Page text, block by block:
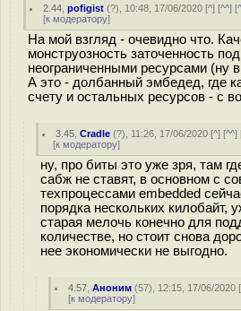
2.44 ,pofigist (?), 10:48, 17/06/2020 [^] [^^] [
[к модератору]
На мой взгляд - очевидно что.
монструозность заточенность
неограниченными ресурсами (ну
А это - долбанный эмбедед, где
счету и остальных ресурсов - с
3.45 ,Cradle (?), 11:26, 17/06/2020 [^] [^^]
[к модератору]
ну, про биты это уже зря, там
сабж не ставят, в основном с
техпроцессами embedded
порядка нескольких килобайт,
старая мелочь конечно для
количестве, но стоит снова
нее экономически не выгодно.
4.57 ,Аноним (57), 12:15, 17/06/2020 [
[к модератору]